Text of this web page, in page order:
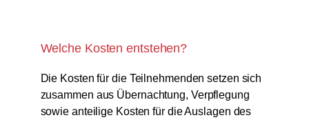
Welche Kosten entstehen?
Die Kosten für die Teilnehmenden setzen sich
zusammen aus Übernachtung, Verpflegung
sowie anteilige Kosten für die Auslagen des